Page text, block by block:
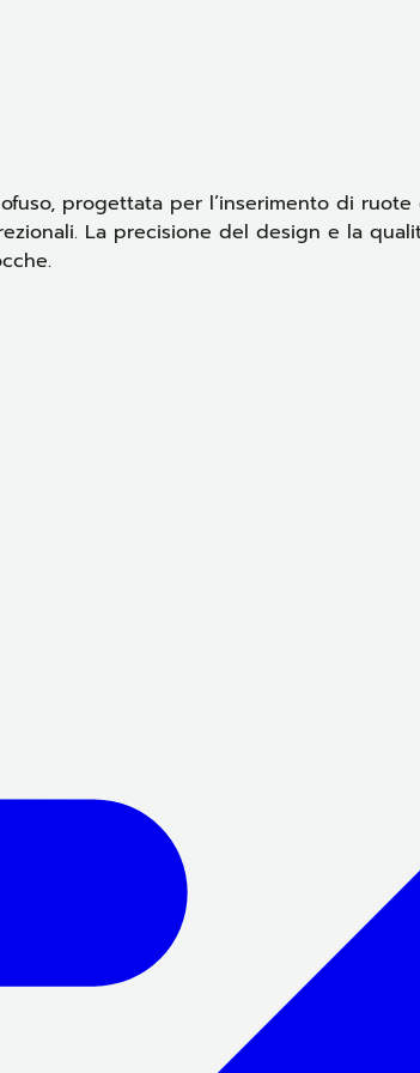
progettata per l’inserimento di
La precisione del design e la